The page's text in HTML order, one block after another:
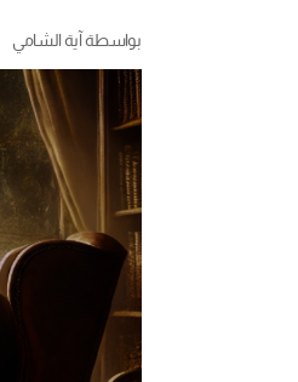
بواسطةآية الشامي